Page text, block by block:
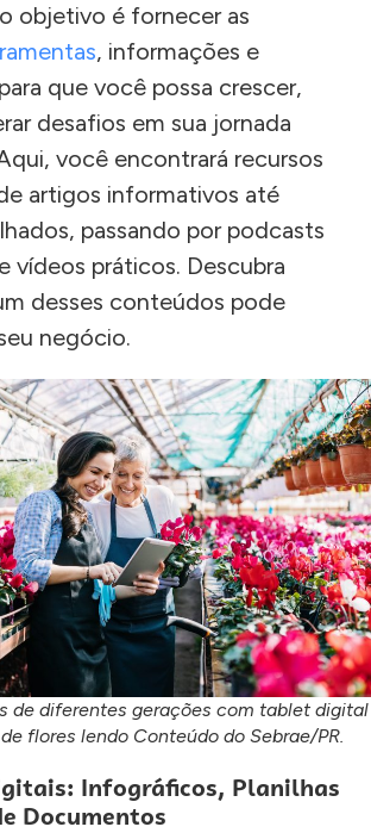
objetivo é fornecer as
, informações e
que você possa crescer,
desafios em sua jornada
você encontrará recursos
artigos informativos até
passando por podcasts
vídeos práticos. Descubra
desses conteúdos pode
negócio.
de diferentes gerações com tablet digital
flores lendo Conteúdo do Sebrae/PR.
Infográficos, Planilhas
Documentos